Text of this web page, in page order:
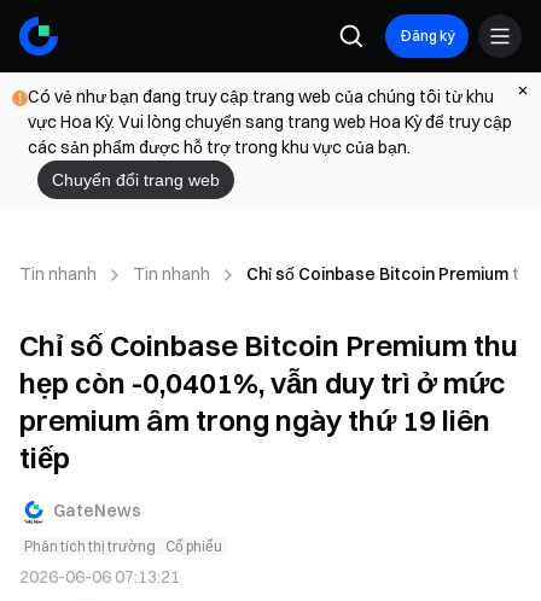
Đăng ký
Có vẻ như bạn đang truy cập trang web của chúng tôi từ khu
vực Hoa Kỳ. Vui lòng chuyển sang trang web Hoa Kỳ để truy cập
các sản phẩm được hỗ trợ trong khu vực của bạn.
Chuyển đổi trang web
Tin nhanh Tin nhanh Chỉ số Coinbase Bitcoin Premium
Chỉ số Coinbase Bitcoin Premium thu
hẹp còn -0,0401%, vẫn duy trì ở mức
premium âm trong ngày thứ 19 liên
tiếp
GateNews
Phân tích thị trường Cổ phiếu
2026-06-06 07:13:21